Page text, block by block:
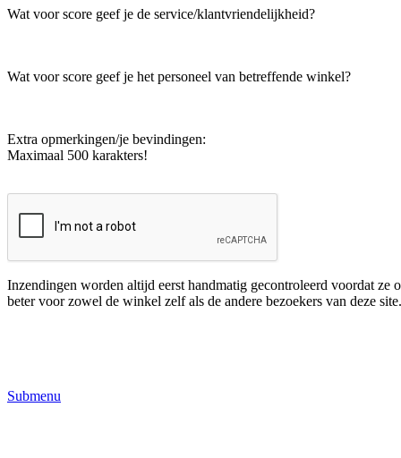
Wat voor score geef je de service/klantvriendelijkheid?
Wat voor score geef je het personeel van betreffende winkel?
Extra opmerkingen/je bevindingen:
Maximaal 500 karakters!
Inzendingen worden altijd eerst handmatig gecontroleerd voordat
beter voor zowel de winkel zelf als de andere bezoekers van deze site.
Submenu